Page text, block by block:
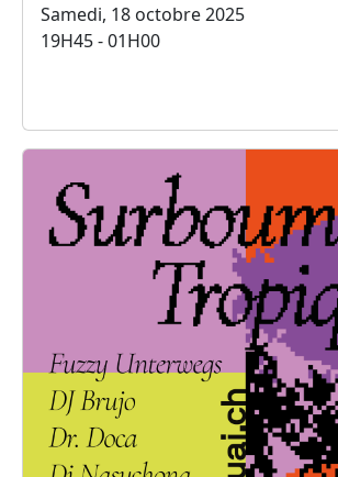
Samedi, 18 octobre 2025
19H45 - 01H00